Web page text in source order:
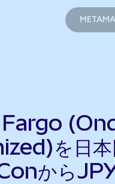
を日本
からJPY